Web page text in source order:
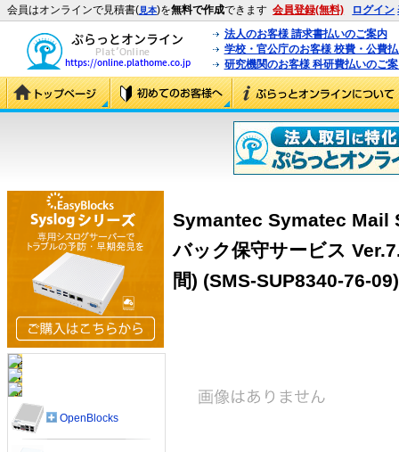
会員はオンラインで見積書(見本)を無料で作成できます 会員登録(無料) ログイン
法人のお客様 請求書払いのご案内
学校・官公庁のお客様 校費・公費
研究機関のお客様 科研費払いのご
Symantec Symatec Mail
バック保守サービス
間) (SMS-SUP8340-76-09)
OpenBlocks